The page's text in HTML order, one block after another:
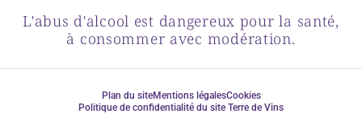
L'abus d'alcool est dangereux pour la santé,
à consommer avec modération.
Plan du siteMentions légalesCookies
Politique de confidentialité du site Terre de Vins